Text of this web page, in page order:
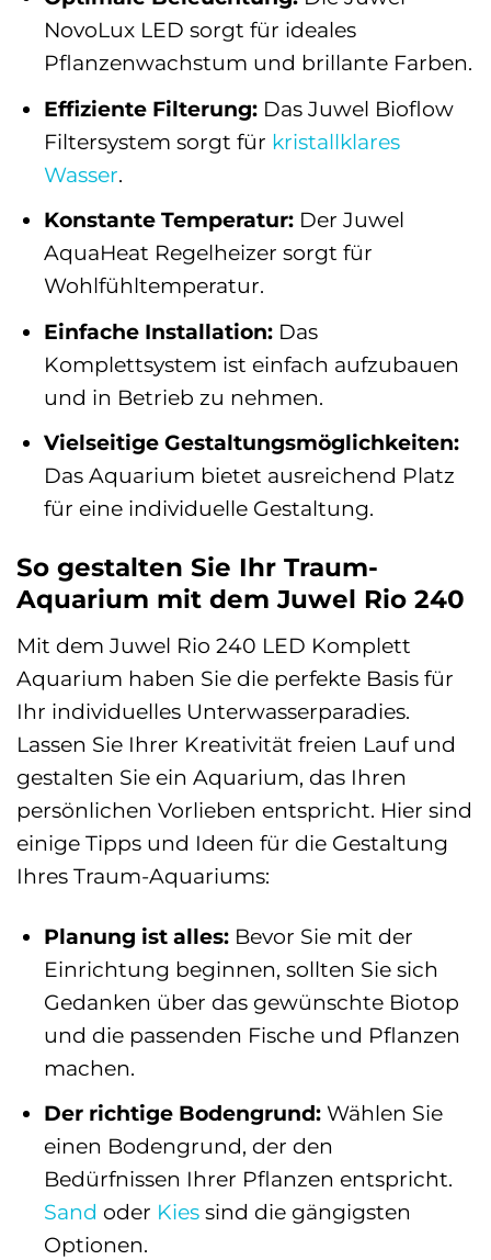
NovoLux LED sorgt für ideales
Pflanzenwachstum und brillante Farben.
Effiziente Filterung:Das Juwel Bioflow
Filtersystem sorgt für kristallklares
Wasser.
Konstante Temperatur:Der Juwel
AquaHeat Regelheizer sorgt für
Wohlfühltemperatur.
Einfache Installation:Das
Komplettsystem ist einfach aufzubauen
und in Betrieb zu nehmen.
Vielseitige Gestaltungsmöglichkeiten:
Das Aquarium bietet ausreichend Platz
für eine individuelle Gestaltung.
So gestalten Sie Ihr Traum-
Aquarium mit dem Juwel Rio 240
Mit dem Juwel Rio 240 LED Komplett
Aquarium haben Sie die perfekte Basis für
Ihr individuelles Unterwasserparadies.
Lassen Sie Ihrer Kreativität freien Lauf und
gestalten Sie ein Aquarium, das Ihren
persönlichen Vorlieben entspricht. Hier sind
einige Tipps und Ideen für die Gestaltung
Ihres Traum-Aquariums:
Planung ist alles:Bevor Sie mit der
Einrichtung beginnen, sollten Sie sich
Gedanken über das gewünschte Biotop
und die passenden Fische und Pflanzen
machen.
Der richtige Bodengrund:Wählen Sie
einen Bodengrund, der den
Bedürfnissen Ihrer Pflanzen entspricht.
Sand oder Kiessind die gängigsten
Optionen.